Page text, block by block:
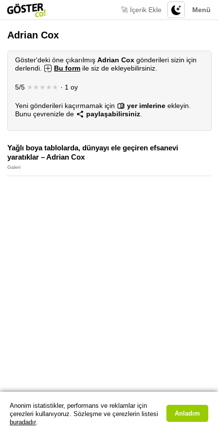
Menü
🚀 İçerik Ekle
Adrian Cox
Göster'deki öne çıkarılmış Adrian Cox gönderileri sizin için
derlendi.
Bu form ile siz de ekleyebilirsiniz.
5/5 ★★★★★ · 1 oy
Yeni gönderileri kaçırmamak için yer imlerine ekleyin.
Bunu çevrenizle de
paylaşabilirsiniz
Yağlı boya tablolarda, dünyayı ele geçiren efsanevi
yaratıklar – Adrian Cox
Galeri
Anonim istatistikler, performans ve reklamlar için
çerezleri kullanıyoruz. Sözleşme ve çerezlerin listesi
buradadır.
Anladım